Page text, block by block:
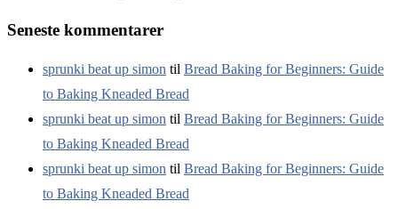
Seneste kommentarer
sprunki beat up simon til Bread Baking for Beginners: Guide
to Baking Kneaded Bread
sprunki beat up simon til Bread Baking for Beginners: Guide
to Baking Kneaded Bread
sprunki beat up simon til Bread Baking for Beginners: Guide
to Baking Kneaded Bread